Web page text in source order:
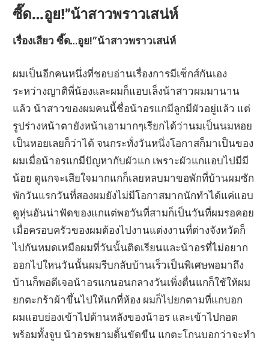
ซี๊ด…อูย!”น้าสาวพราวเสน่ห์
เรื่องเสียว ซี๊ด…อูย!”น้าสาวพราวเสน่ห์
ผมเป็นอีกคนหนึ่งที่ชอบอ่านเรื่องการมีเซ็กส์กันเอง
ระหว่างญาติพี่น้องและผมก็แอบเล็งน้าสาวผมมานาน
แล้ว น้าสาวของผมคนนี้ชื่อน้าอรแกมีลูกมีผัวอยู่แล้ว แต่
รูปร่างหน้าตายังหน้าเอามากๆเรียกได้ว่านมเป็นนมหอย
เป็นหอยเลยก็ว่าได้ จนกระทั่งวันหนึ่งโอกาสก็มาเป็นของ
ผมเมื่อน้าอรแกมีปัญหากับผัวแก เพราะผัวแกแอบไปมีมี
น้อย ดูแกจะเสียใจมากแกก็เลยหลบมาขอพักที่บ้านผมซัก
พักวันแรกวันที่สองผมยังไม่มีโอกาสมากนักทําได้แค่แอบ
ดูหุ่นอันน่าฟัดของแกแต่พอวันที่สามก็เป็นวันที่ผมรอคอย
เมื่อครอบครัวของผมต้องไปงานแต่งงานที่ต่างจังหวัดก็
ไปกันหมดเหมือผมที่วันนั้นติดเรียนและน้าอรที่ไม่อยาก
ออกไปใหนวันนั้นผมรีบกลับบ้านเร็วเป็นพิเศษพอมาถึง
บ้านก็พอดีเจอน้าอรแกนอนกลางวันเพิ่งตื่นแกก็ใช้ให้ผม
ยกตะกร้าผ้าขึ้นไปให้แกที่ห้อง ผมก็ไปยกตามที่แกบอก
ผมแอบย่องเข้าไปด้านหลังของน้าอร และเข้าไปกอด
พร้อมทั้งจูบ น้าอรพยามดิ้นขัดขืน แกตะโกนบอกว่าจะทํา